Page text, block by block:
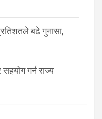
बढे गुनासा,
गर्न राज्य